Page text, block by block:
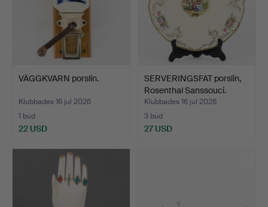
VÄGGKVARN porslin.
Klubbades 16 jul 2026
1 bud
22 USD
SERVERINGSFAT porslin,
Rosenthal Sanssouci.
Klubbades 16 jul 2026
3 bud
27 USD